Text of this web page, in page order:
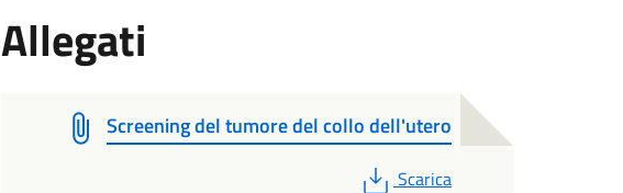
Allegati
Screening del tumore del collo dell'utero
PDF
Scarica